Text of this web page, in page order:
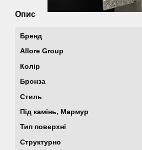
Опис
Бренд
Allore Group
Колір
Бронза
Стиль
Під камінь, Мармур
Тип поверхні
Структурно